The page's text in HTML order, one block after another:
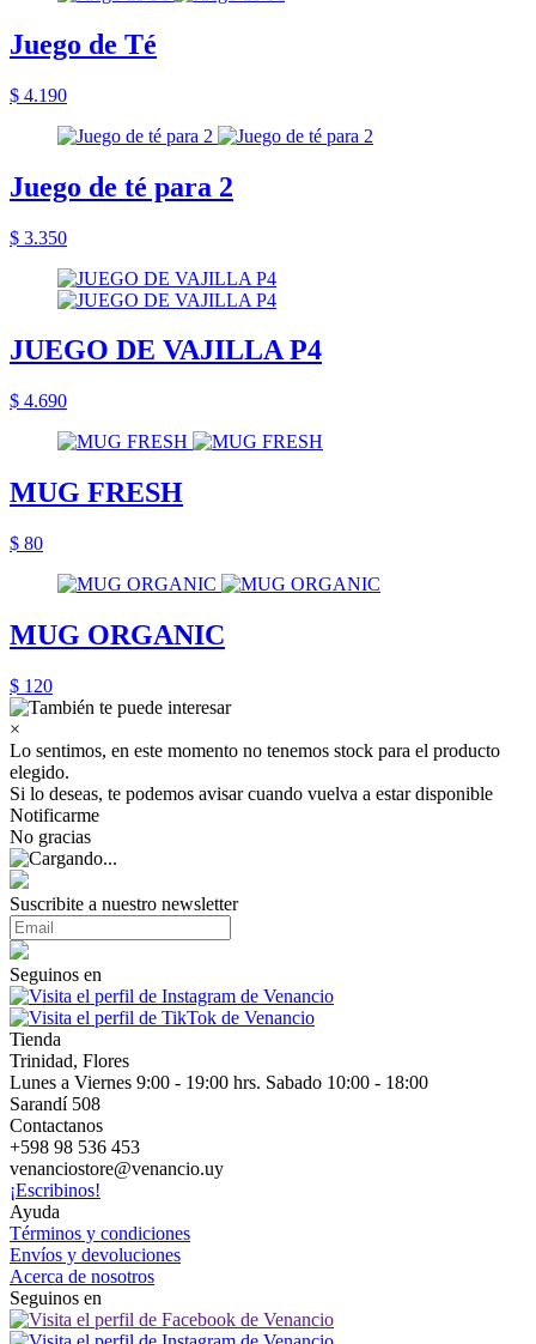
Juego de Té
$ 4.190
Juego de té para 2
$ 3.350
JUEGO DE VAJILLA P4
$ 4.690
MUG FRESH
$ 80
MUG ORGANIC
$ 120
×
Lo sentimos, en este momento no tenemos stock para el producto
elegido.
Si lo deseas, te podemos avisar cuando vuelva a estar disponible
Notificarme
No gracias
Suscribite a nuestro newsletter
Seguinos en
Tienda
Trinidad, Flores
Lunes a Viernes 9:00 - 19:00 hrs. Sabado 10:00 - 18:00
Sarandí 508
Contactanos
+598 98 536 453
venanciostore@venancio.uy
¡Escribinos!
Ayuda
Términos y condiciones
Envíos y devoluciones
Acerca de nosotros
Seguinos en